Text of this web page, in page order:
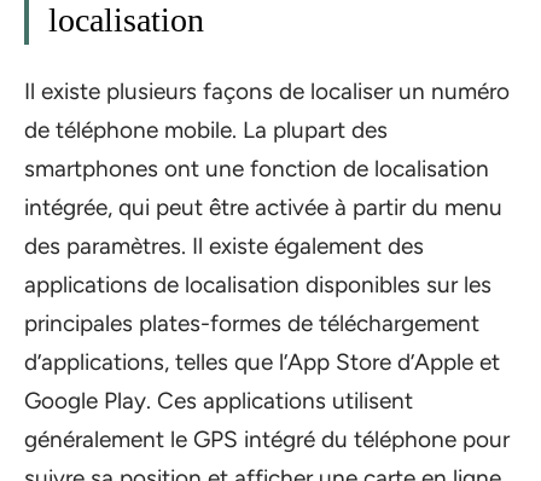
localisation
Il existe plusieurs façons de localiser un numéro
de téléphone mobile. La plupart des
smartphones ont une fonction de localisation
intégrée, qui peut être activée à partir du menu
des paramètres. Il existe également des
applications de localisation disponibles sur les
principales plates-formes de téléchargement
d’applications, telles que l’App Store d’Apple et
Google Play. Ces applications utilisent
généralement le GPS intégré du téléphone pour